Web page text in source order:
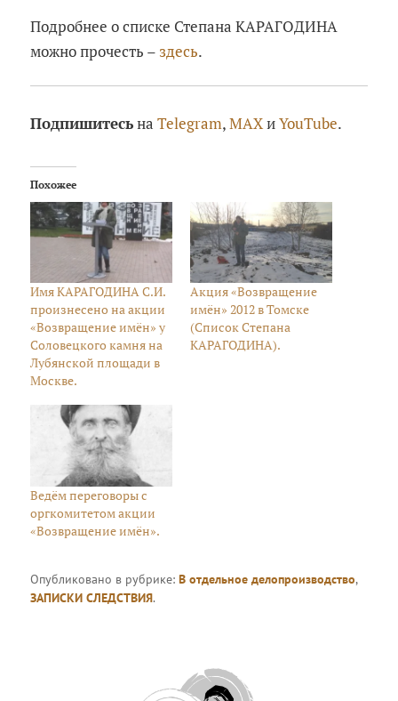
Подробнее о списке Степана КАРАГОДИНА
можно прочесть – здесь.
ПодпишитесьнаTelegram,MAXиYouTube.
Похожее
Имя КАРАГОДИНА С.И.
произнесено на акции
«Возвращение имён» у
Соловецкого камня на
Лубянской площади в
Москве.
Акция «Возвращение
имён» 2012 в Томске
(Список Степана
КАРАГОДИНА).
Ведём переговоры с
оргкомитетом акции
«Возвращение имён».
Опубликовано в рубрике:В отдельное делопроизводство,
ЗАПИСКИ СЛЕДСТВИЯ.